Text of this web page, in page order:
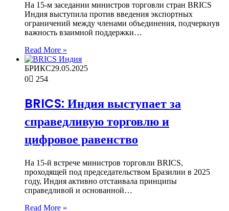
На 15-м заседании министров торговли стран BRICS
Индия выступила против введения экспортных
ограничений между членами объединения, подчеркнув
важность взаимной поддержки…
Read More »
БРИКС29.05.2025
0
254
BRICS: Индия выступает за
справедливую торговлю и
цифровое равенство
На 15-й встрече министров торговли BRICS,
проходящей под председательством Бразилии в 2025
году, Индия активно отстаивала принципы
справедливой и основанной…
Read More »